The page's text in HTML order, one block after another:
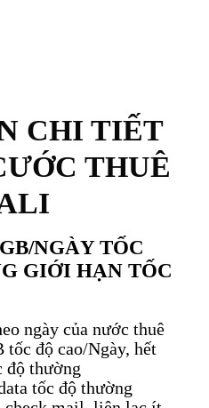
CHI TIẾT
THUÊ
NGÀY TỐC
GIỚI HẠN TỐC
ngày của nước thuê
tốc độ cao/Ngày, hết
độ thường
tốc độ thường